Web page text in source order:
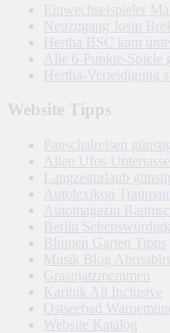
Einwechselspieler
Neuzugang Josip
Hertha BSC kam
Alle 6-Punkte-Spiele
Hertha-Verteidigung
Website Tipps
Pauschalreisen günstig
Alien Ufos Untertassen
Langzeiturlaub
Autolexikon
Automagazin
Berlin
Blumen Garten Tipps
Musik Blog
Grasplatzmemmen
Karibik All Inclusive
Ostseebad
Website Katalog